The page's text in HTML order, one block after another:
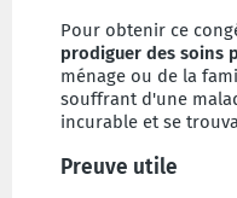
Pour obtenir ce
prodiguer des soins
ménage ou de la
souffrant d'une
incurable et se
Preuve utile